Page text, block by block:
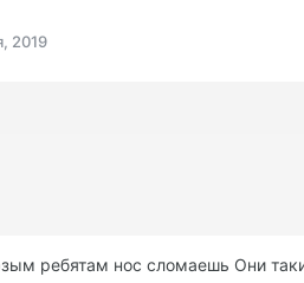
2019
ребятам нос сломаешь Они